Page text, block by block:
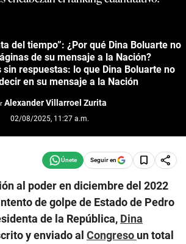
del tiempo”: ¿Por qué Dina Boluarte no
de su mensaje a la Nación?
sin respuestas: lo que Dina Boluarte no
en su mensaje a la Nación
Alexander Villarroel Zurita
02/08/2025, 11:27 a.m.
Seguir en
al poder en diciembre del 2022
de golpe de Estado de Pedro
de la República, Dina
y enviado al Congreso un total